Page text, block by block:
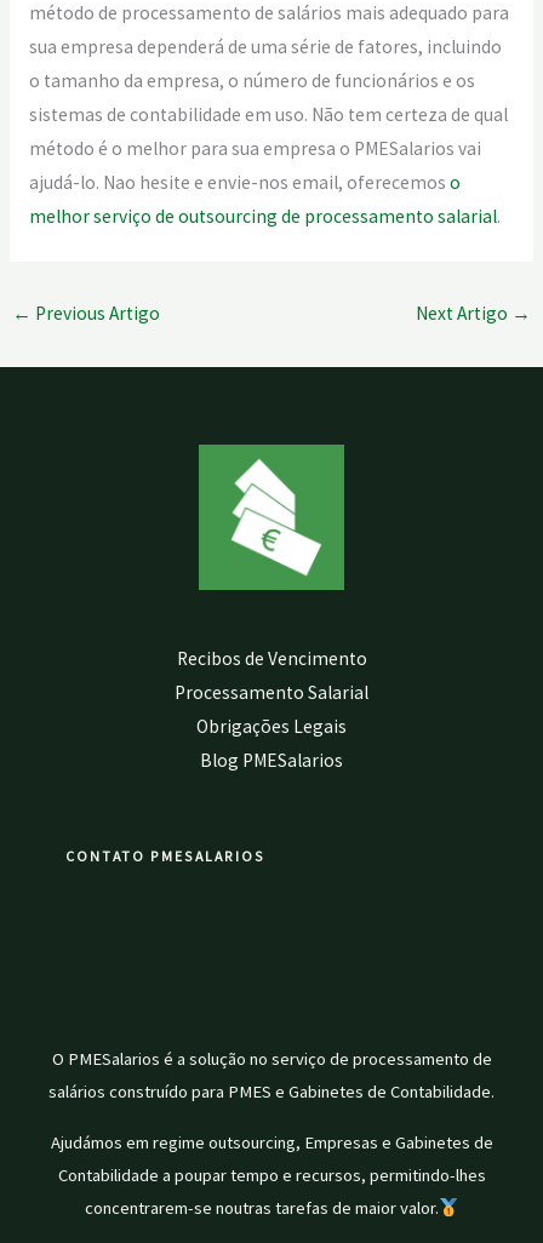
método de processamento de salários mais adequado para
sua empresa dependerá de uma série de fatores, incluindo
o tamanho da empresa, o número de funcionários e os
sistemas de contabilidade em uso. Não tem certeza de qual
método é o melhor para sua empresa o PMESalarios vai
ajudá-lo. Nao hesite e envie-nos email, oferecemos o
melhor serviço de outsourcing de processamento salarial.
← Previous Artigo Next Artigo →
Recibos de Vencimento
Processamento Salarial
Obrigações Legais
Blog PMESalarios
CONTATO PMESALARIOS
O PMESalarios é a solução no serviço de processamento de
salários construído para PMES e Gabinetes de Contabilidade.
Ajudámos em regime outsourcing, Empresas e Gabinetes de
Contabilidade a poupar tempo e recursos, permitindo-lhes
concentrarem-se noutras tarefas de maior valor.